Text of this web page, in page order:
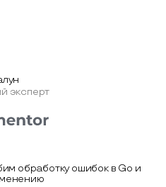
эксперт
обработку ошибок в Go и